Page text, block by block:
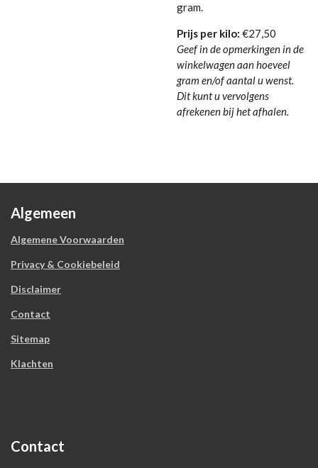
gram.
Prijs per kilo: €27,50
Geef in de opmerkingen in de
winkelwagen aan hoeveel
gram en/of aantal u wenst.
Dit kunt u vervolgens
afrekenen bij het afhalen.
Algemeen
Algemene Voorwaarden
Privacy & Cookiebeleid
Disclaimer
Contact
Sitemap
Klachten
Contact